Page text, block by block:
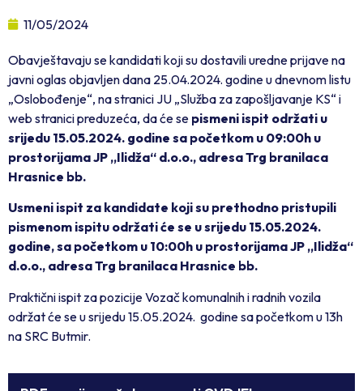
11/05/2024
Obavještavaju se kandidati koji su dostavili uredne prijave na
javni oglas objavljen dana 25.04.2024. godine u dnevnom listu
„Oslobođenje“, na stranici JU „Služba za zapošljavanje KS“ i
web stranici preduzeća, da će se pismeni ispit održati u
srijedu 15.05.2024. godine sa početkom u 09:00h u
prostorijama JP „Ilidža“ d.o.o., adresa Trg branilaca
Hrasnice bb.
Usmeni ispit za kandidate koji su prethodno pristupili
pismenom ispitu održati će se u srijedu 15.05.2024.
godine, sa početkom u 10:00h u prostorijama JP „Ilidža“
d.o.o., adresa Trg branilaca Hrasnice bb.
Praktični ispit za pozicije Vozač komunalnih i radnih vozila
održat će se u srijedu 15.05.2024. godine sa početkom u 13h
na SRC Butmir.